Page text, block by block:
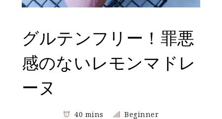
グルテンフリー！罪悪
感のないレモンマドレ
ーヌ
40 mins Beginner